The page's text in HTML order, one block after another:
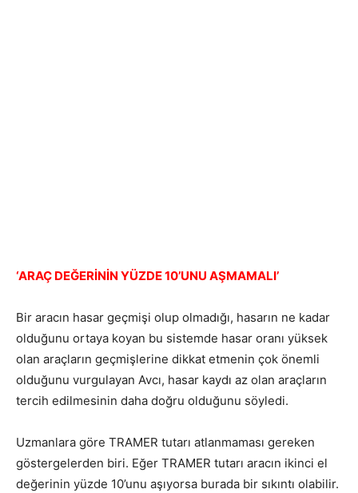
‘ARAÇ DEĞERİNİN YÜZDE 10’UNU AŞMAMALI’
Bir aracın hasar geçmişi olup olmadığı, hasarın ne kadar
olduğunu ortaya koyan bu sistemde hasar oranı yüksek
olan araçların geçmişlerine dikkat etmenin çok önemli
olduğunu vurgulayan Avcı, hasar kaydı az olan araçların
tercih edilmesinin daha doğru olduğunu söyledi.
Uzmanlara göre TRAMER tutarı atlanmaması gereken
göstergelerden biri. Eğer TRAMER tutarı aracın ikinci el
değerinin yüzde 10’unu aşıyorsa burada bir sıkıntı olabilir.